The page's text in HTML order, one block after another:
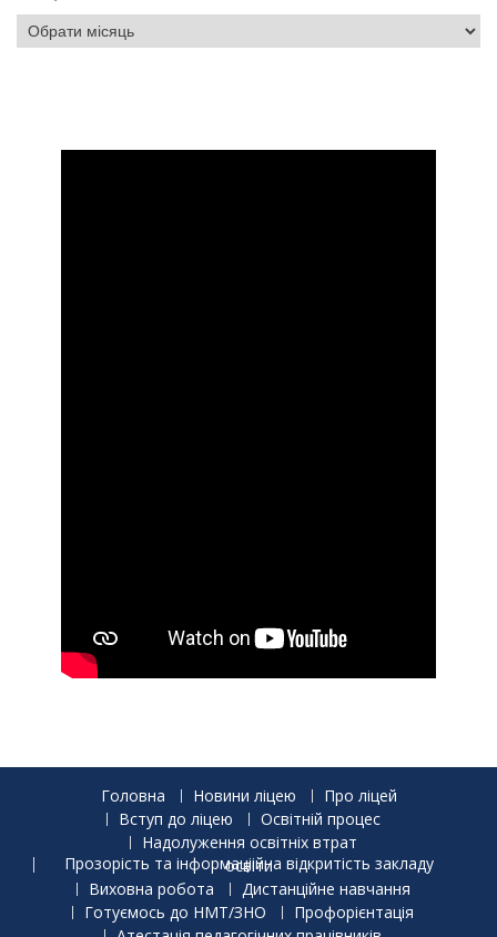
Головна Новини ліцею
Про ліцей
Вступ до ліцею
Освітній процес
Надолуження освітніх втрат
Прозорість та інформаціійна відкритість закладу освіти
Виховна робота
Дистанційне навчання
Готуємось до НМТ/ЗНО
Профорієнтація